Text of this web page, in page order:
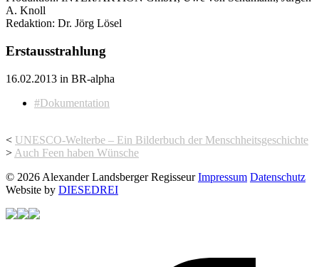
A. Knoll
Redaktion: Dr. Jörg Lösel
Erstausstrahlung
16.02.2013 in BR-alpha
#Dokumentation
< UNESCO-Welterbe – Ein Bilderbuch der Menschheitsgeschichte
> Auch Feen haben Wünsche
© 2026 Alexander Landsberger Regisseur Impressum Datenschutz
Website by DIESEDREI